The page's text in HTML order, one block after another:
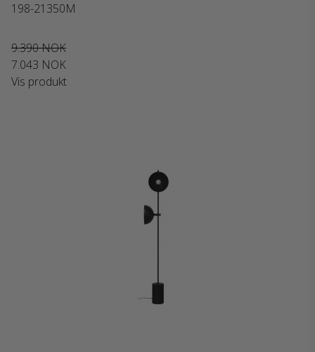
198-21350M
9.390 NOK
7.043 NOK
Vis produkt